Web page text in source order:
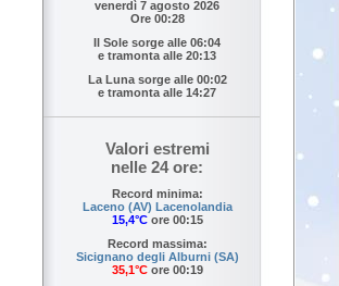
venerdì 7 agosto 2026
Ore 00:28
Il Sole sorge alle 06:04
e tramonta alle 20:13
La Luna sorge alle 00:02
e tramonta alle 14:27
Valori estremi
nelle 24 ore:
Record minima:
Laceno (AV) Lacenolandia
15,4°Core 00:15
Record massima:
Sicignano degli Alburni (SA)
35,1°Core 00:19